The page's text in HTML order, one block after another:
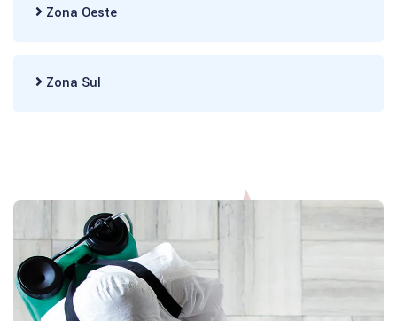
Zona Oeste
Zona Sul